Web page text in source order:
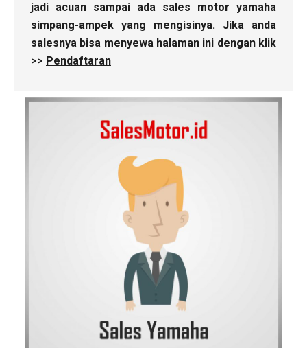
jadi acuan sampai ada sales motor yamaha
simpang-ampek yang mengisinya. Jika anda
salesnya bisa menyewa halaman ini dengan klik
>> Pendaftaran